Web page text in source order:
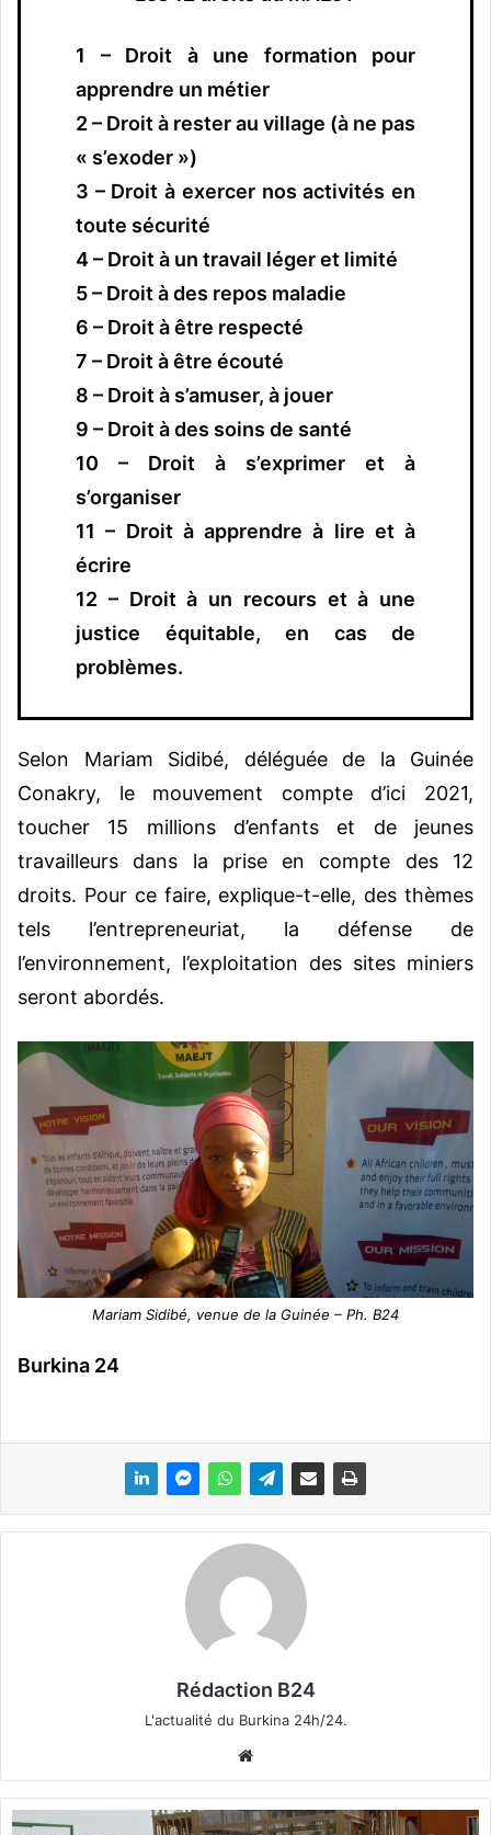
1 – Droit à une formation pour
apprendre un métier
2 – Droit à rester au village (à ne pas
« s’exoder »)
3 – Droit à exercer nos activités en
toute sécurité
4 – Droit à un travail léger et limité
5 – Droit à des repos maladie
6 – Droit à être respecté
7 – Droit à être écouté
8 – Droit à s’amuser, à jouer
9 – Droit à des soins de santé
10 – Droit à s’exprimer et à
s’organiser
11 – Droit à apprendre à lire et à
écrire
12 – Droit à un recours et à une
justice équitable, en cas de
problèmes.
Selon Mariam Sidibé, déléguée de la Guinée
Conakry, le mouvement compte d’ici 2021,
toucher 15 millions d’enfants et de jeunes
travailleurs dans la prise en compte des 12
droits. Pour ce faire, explique-t-elle, des thèmes
tels l’entrepreneuriat, la défense de
l’environnement, l’exploitation des sites miniers
seront abordés.
Mariam Sidibé, venue de la Guinée – Ph. B24
Burkina 24
Rédaction B24
L'actualité du Burkina 24h/24.
bsi
te
E